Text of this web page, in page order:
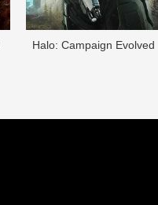
Halo: Campaign Evolved